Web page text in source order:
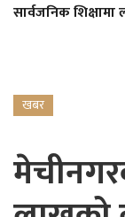
सार्वजनिक
खबर